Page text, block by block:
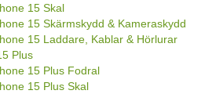
15 Skal
15 Skärmskydd & Kameraskydd
15 Laddare, Kablar & Hörlurar
Plus
15 Plus Fodral
15 Plus Skal